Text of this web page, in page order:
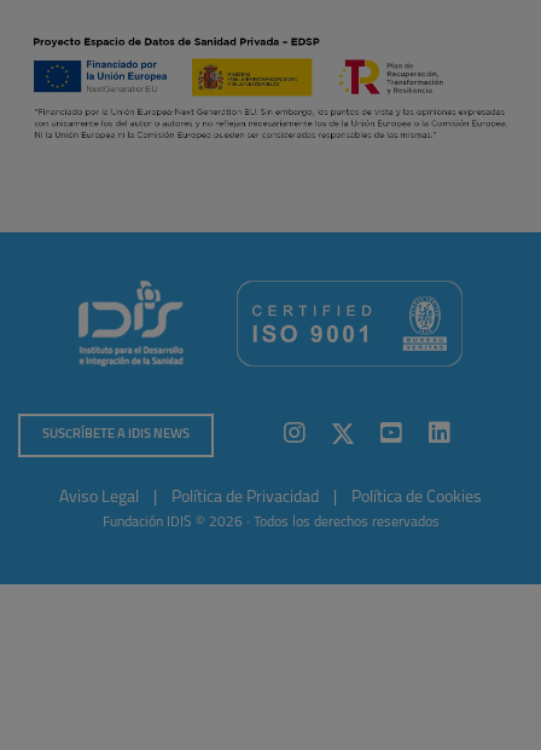
SUSCRÍBETE A IDIS NEWS
Aviso Legal Política de Privacidad Política de Cookies
Fundación IDIS © 2026 · Todos los derechos reservados